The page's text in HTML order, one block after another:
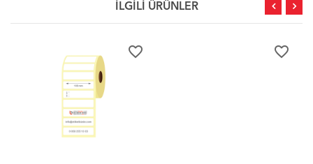
İLGİLİ ÜRÜNLER
favorite_border favorite_border